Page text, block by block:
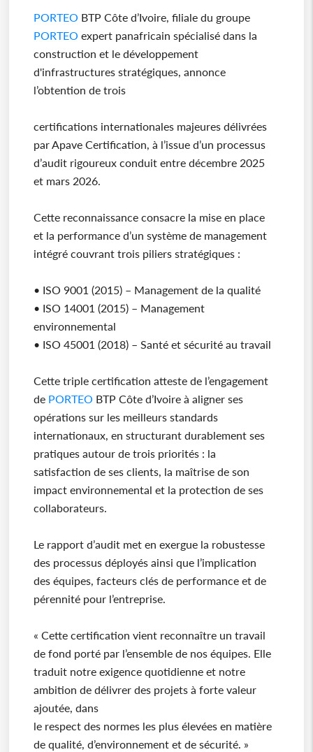
PORTEO BTP Côte d’Ivoire, filiale du groupe
PORTEO expert panafricain spécialisé dans la
construction et le développement
d'infrastructures stratégiques, annonce
l’obtention de trois
certifications internationales majeures délivrées
par Apave Certification, à l’issue d’un processus
d’audit rigoureux conduit entre décembre 2025
et mars 2026.
Cette reconnaissance consacre la mise en place
et la performance d’un système de management
intégré couvrant trois piliers stratégiques :
• ISO 9001 (2015) – Management de la qualité
• ISO 14001 (2015) – Management
environnemental
• ISO 45001 (2018) – Santé et sécurité au travail
Cette triple certification atteste de l’engagement
de PORTEO BTP Côte d’Ivoire à aligner ses
opérations sur les meilleurs standards
internationaux, en structurant durablement ses
pratiques autour de trois priorités : la
satisfaction de ses clients, la maîtrise de son
impact environnemental et la protection de ses
collaborateurs.
Le rapport d’audit met en exergue la robustesse
des processus déployés ainsi que l’implication
des équipes, facteurs clés de performance et de
pérennité pour l’entreprise.
« Cette certification vient reconnaître un travail
de fond porté par l’ensemble de nos équipes. Elle
traduit notre exigence quotidienne et notre
ambition de délivrer des projets à forte valeur
ajoutée, dans
le respect des normes les plus élevées en matière
de qualité, d’environnement et de sécurité. »